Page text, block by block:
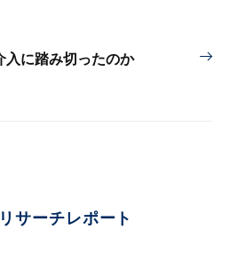
入に踏み切ったのか
サーチレポート